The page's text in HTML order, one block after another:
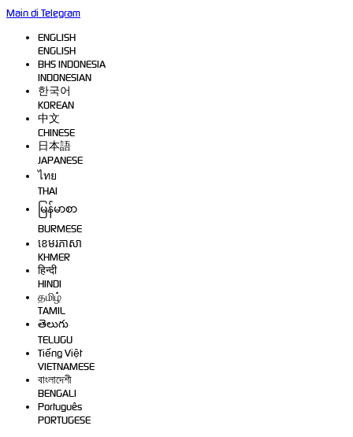
Main di Telegram
ENGLISH
ENGLISH
BHS INDONESIA
INDONESIAN
한국어
KOREAN
中文
CHINESE
日本語
JAPANESE
ไทย
THAI
မြန်မာစာ
BURMESE
ខេមរភាសា
KHMER
हिन्दी
HINDI
தமிழ்
TAMIL
తెలుగు
TELUGU
Tiếng Việt
VIETNAMESE
বাংলাদেশী
BENGALI
Português
PORTUGESE